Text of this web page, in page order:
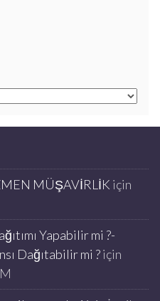
MÜŞAVİRLİK için
Yapabilir mi ?-
Dağıtabilir mi ?için